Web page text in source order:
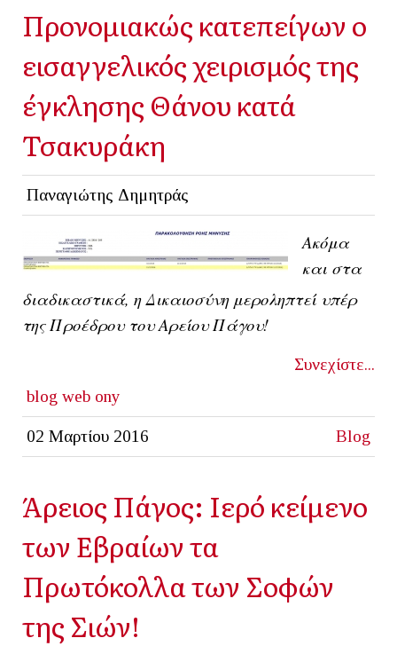
Προνομιακώς κατεπείγων o
εισαγγελικός χειρισμός της
έγκλησης Θάνου κατά
Τσακυράκη
Παναγιώτης Δημητράς
Ακόμα
και στα
διαδικαστικά, η Δικαιοσύνη μεροληπτεί υπέρ
της Προέδρου του Αρείου Πάγου!
Συνεχίστε...
blog web ony
02 Μαρτίου 2016 Blog
Άρειος Πάγος: Ιερό κείμενο
των Εβραίων τα
Πρωτόκολλα των Σοφών
της Σιών!